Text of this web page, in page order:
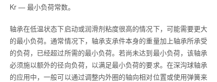
Kr — 最小负荷常数。
轴承在低温状态下启动或润滑剂粘度很高的情况下，可能需要更大
的最小负荷。通常情况下，轴承支承件本身的重量加上轴承所承受
的负荷，已经超过所需的最小负荷。若尚未达到最小负荷，该轴承
必须施以额外的径向负荷，以满足最小负荷的要求。在深沟球轴承
的应用中，一般可以通过调整内外圈的轴向相对位置或使用弹簧来